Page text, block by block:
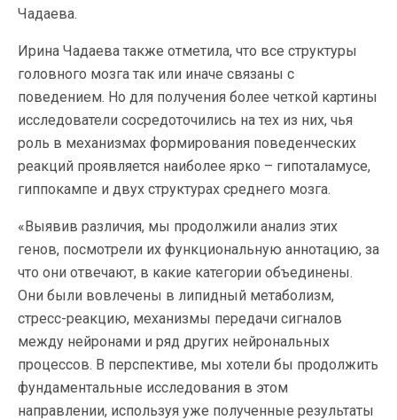
Чадаева.
Ирина Чадаева также отметила, что все структуры
головного мозга так или иначе связаны с
поведением. Но для получения более четкой картины
исследователи сосредоточились на тех из них, чья
роль в механизмах формирования поведенческих
реакций проявляется наиболее ярко – гипоталамусе,
гиппокампе и двух структурах среднего мозга.
«Выявив различия, мы продолжили анализ этих
генов, посмотрели их функциональную аннотацию, за
что они отвечают, в какие категории объединены.
Они были вовлечены в липидный метаболизм,
стресс-реакцию, механизмы передачи сигналов
между нейронами и ряд других нейрональных
процессов. В перспективе, мы хотели бы продолжить
фундаментальные исследования в этом
направлении, используя уже полученные результаты